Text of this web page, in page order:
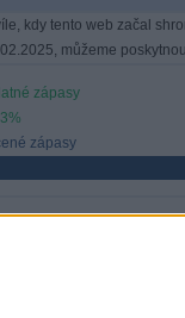
kdy tento web začal
můžeme
zápasy
zápasy
ZÁPAS
Garcilaso
L1 Max YouTube